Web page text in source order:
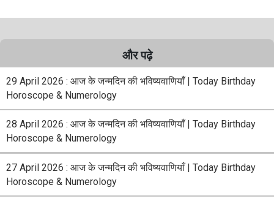
और पढ़े
29 April 2026 : आज के जन्मदिन की भविष्यवाणियाँ | Today Birthday
Horoscope & Numerology
28 April 2026 : आज के जन्मदिन की भविष्यवाणियाँ | Today Birthday
Horoscope & Numerology
27 April 2026 : आज के जन्मदिन की भविष्यवाणियाँ | Today Birthday
Horoscope & Numerology